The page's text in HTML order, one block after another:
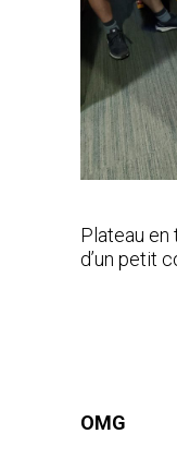
Plateau en
d’un petit
OMG